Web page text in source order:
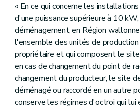
« En ce qui concerne les
d'une puissance supérieure à 10 kW,
déménagement, en Région
l'ensemble des unités de
propriétaire et qui composent le
en cas de changement du point de
changement du producteur, le site
déménagé ou raccordé en un autre
conserve les régimes d'octroi qui lui